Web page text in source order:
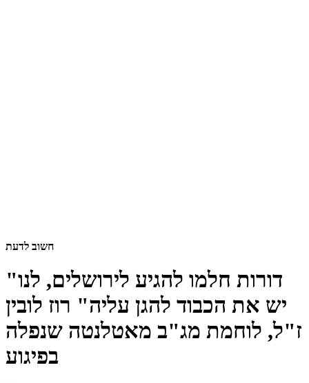
חשוב לדעת
"דורות חלמו להגיע לירושלים, לנו
יש את הכבוד להגן עליה" רוז לובין
ז"ל, לוחמת מג"ב מאטלנטה שנפלה
בפיגוע